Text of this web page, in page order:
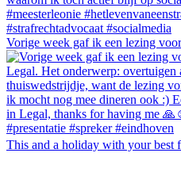
Vorige week gaf ik een lezing
This and a holiday with your